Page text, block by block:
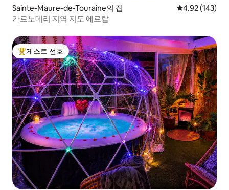
Sainte-Maure-de-Touraine의 집 평점 4.92점(5
4.92 (143)
가르노데리 지역 지도 에르랍
상위 게스트 선호
게스트 선호